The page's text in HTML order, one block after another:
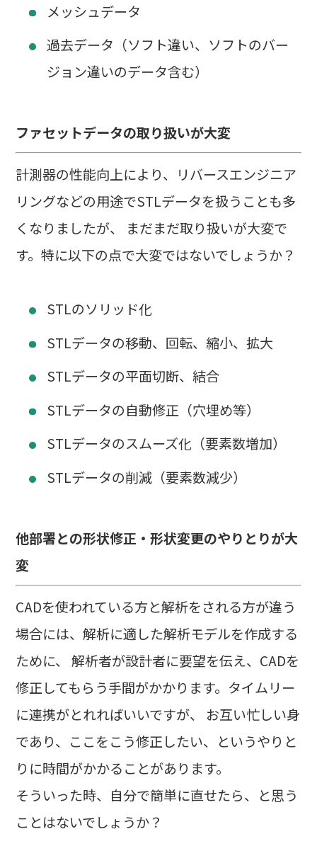
メッシュデータ
過去データ（ソフト違い、ソフトのバー
ジョン違いのデータ含む）
ファセットデータの取り扱いが大変
計測器の性能向上により、リバースエンジニア
リングなどの用途でSTLデータを扱うことも多
くなりましたが、 まだまだ取り扱いが大変で
す。特に以下の点で大変ではないでしょうか？
STLのソリッド化
STLデータの移動、回転、縮小、拡大
STLデータの平面切断、結合
STLデータの自動修正（穴埋め等）
STLデータのスムーズ化（要素数増加）
STLデータの削減（要素数減少）
他部署との形状修正・形状変更のやりとりが大
変
CADを使われている方と解析をされる方が違う
場合には、解析に適した解析モデルを作成する
ために、 解析者が設計者に要望を伝え、CADを
修正してもらう手間がかかります。タイムリー
に連携がとれればいいですが、 お互い忙しい身
であり、ここをこう修正したい、というやりと
りに時間がかかることがあります。
そういった時、自分で簡単に直せたら、と思う
ことはないでしょうか？